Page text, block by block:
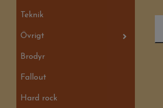
Teknik
Övrigt
Brodyr
Fallout
Hard rock